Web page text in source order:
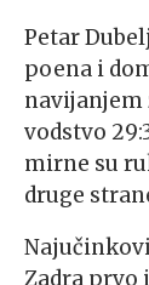
Petar
poena i
navijanjem
vodstvo
mirne su
druge
Zadra prvo